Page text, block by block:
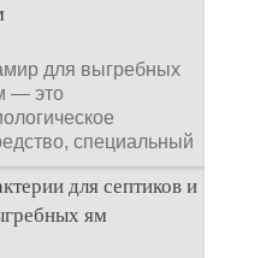
для выгребных
— это
специальный
который
для септиков и
ям